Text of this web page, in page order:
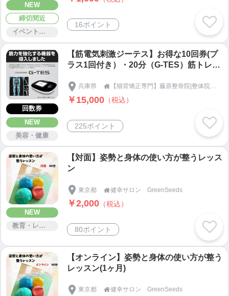
NEW
締切間近
イベント・セミナー・交流会
16ポイント
回数券
NEW
美容・健康
【筋電気刺激ジーテス】お得な10回券(プ
ラス1回付き）・20分（G-TES）筋トレリ
兵庫県  【猫背矯正専門】藤原整骨院|整体院｜農業部門
￥15,000 （税込）
225ポイント
NEW
教育・レッスン・講習
【対面】姿勢と身体の使い方が整うレッス
ン
東京都 健幸サロン GreenSeeds
￥2,000 （税込）
80ポイント
【オンライン】姿勢と身体の使い方が整う
レッスン(1ヶ月)
東京都 健幸サロン GreenSeeds